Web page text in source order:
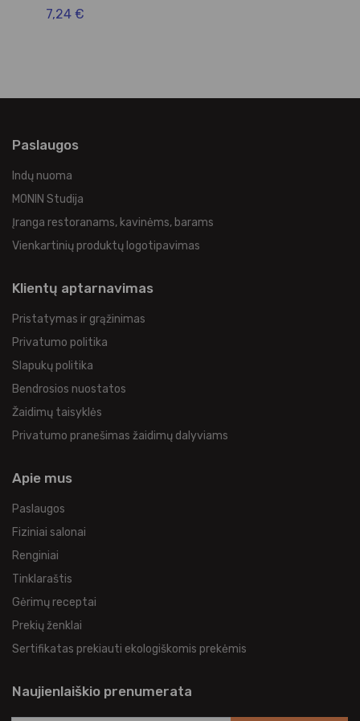
7,24 €
Paslaugos
Indų nuoma
MONIN Studija
Įranga restoranams, kavinėms, barams
Vienkartinių produktų logotipavimas
Klientų aptarnavimas
Pristatymas ir grąžinimas
Privatumo politika
Slapukų politika
Bendrosios nuostatos
Žaidimų taisyklės
Privatumo pranešimas žaidimų dalyviams
Apie mus
Paslaugos
Fiziniai salonai
Renginiai
Tinklaraštis
Gėrimų receptai
Prekių ženklai
Sertifikatas prekiauti ekologiškomis prekėmis
Naujienlaiškio prenumerata